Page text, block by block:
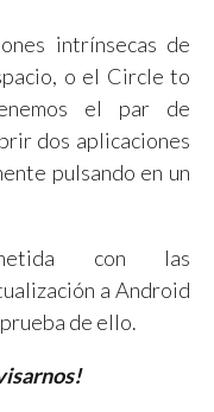
intrínsecas de
o el Circle to
el par de
dos aplicaciones
pulsando en un
con las
a Android
de ello.